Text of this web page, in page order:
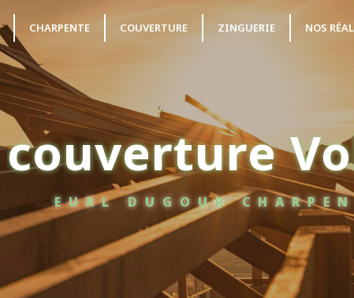
CHARPENTE COUVERTURE ZINGUERIE NOS
couverture
EURL DUGOUR